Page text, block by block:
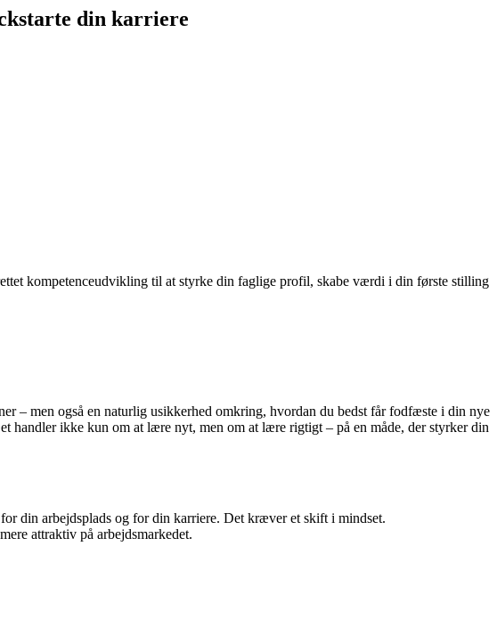
din karriere
kompetenceudvikling til at styrke din faglige profil, skabe værdi i din første stilling
– men også en naturlig usikkerhed omkring, hvordan du bedst får fodfæste i din nye
handler ikke kun om at lære nyt, men om at lære rigtigt – på en måde, der styrker din
din arbejdsplads og for din karriere. Det kræver et skift i mindset.
attraktiv på arbejdsmarkedet.